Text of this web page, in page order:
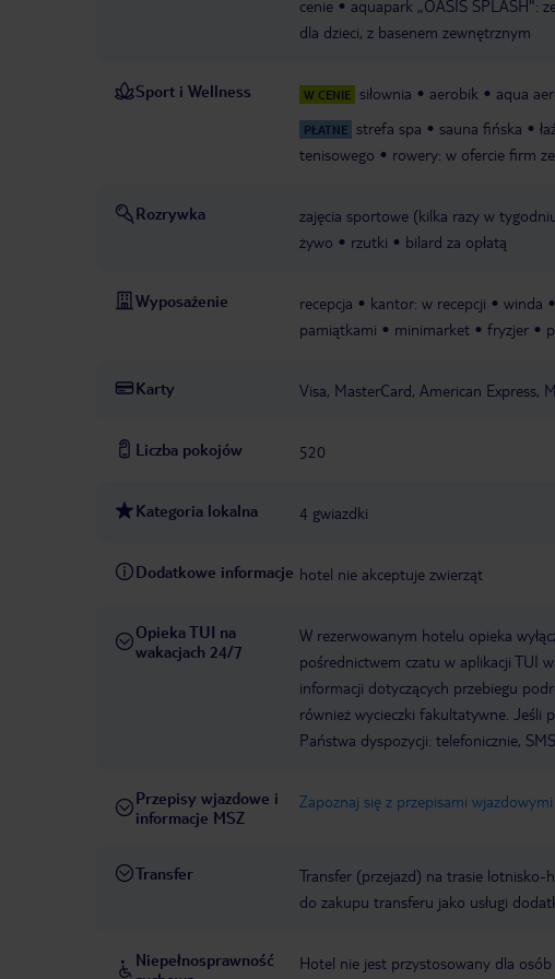
cenie
aquapark „OASIS SPLASH":
dla dzieci, z basenem zewnętrznym
Sport i Wellness W CENIE siłownia aerobik aqua
PŁATNE strefa spa sauna fińska
tenisowego
rowery: w ofercie firm
Rozrywka zajęcia sportowe (kilka razy w
żywo
rzutki bilard za opłatą
Wyposażenie recepcja kantor: w recepcji winda
pamiątkami
minimarket fryzjer
Karty Visa, MasterCard, American Express,
Liczba pokojów 520
Kategoria lokalna 4 gwiazdki
Dodatkowe informacje hotel nie akceptuje zwierząt
Opieka TUI na
wakacjach 24/7
W rezerwowanym hotelu opieka
pośrednictwem czatu w aplikacji TUI
informacji dotyczących przebiegu
również wycieczki fakultatywne. Jeśli
Państwa dyspozycji: telefonicznie,
Przepisy wjazdowe i
informacje MSZ
Zapoznaj się z przepisami
Transfer
Transfer (przejazd) na trasie
do zakupu transferu jako usługi
Niepełnosprawność
Hotel nie jest przystosowany dla osób